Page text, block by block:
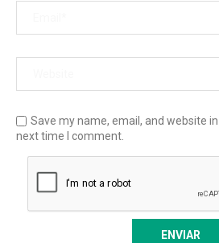
Save my name, email, and website
next time I comment.